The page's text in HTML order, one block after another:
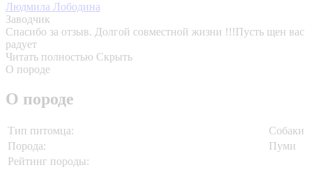
Людмила Лободина
Заводчик
Спасибо за отзыв. Долгой совместной жизни !!!Пусть щен вас
радует
Читать полностью Скрыть
О породе
О породе
Тип питомца:
Собаки
Порода:
Пуми
Рейтинг породы: